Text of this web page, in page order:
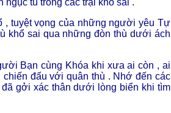
tù trong các trại khổ sai .
, tuyệt vọng của những người yêu Tự
khổ sai qua những đòn thù dưới ách
Bạn cùng Khóa khi xưa ai còn , ai
đấu với quân thù . Nhớ đến các
gởi xác thân dưới lòng biển khi tìm